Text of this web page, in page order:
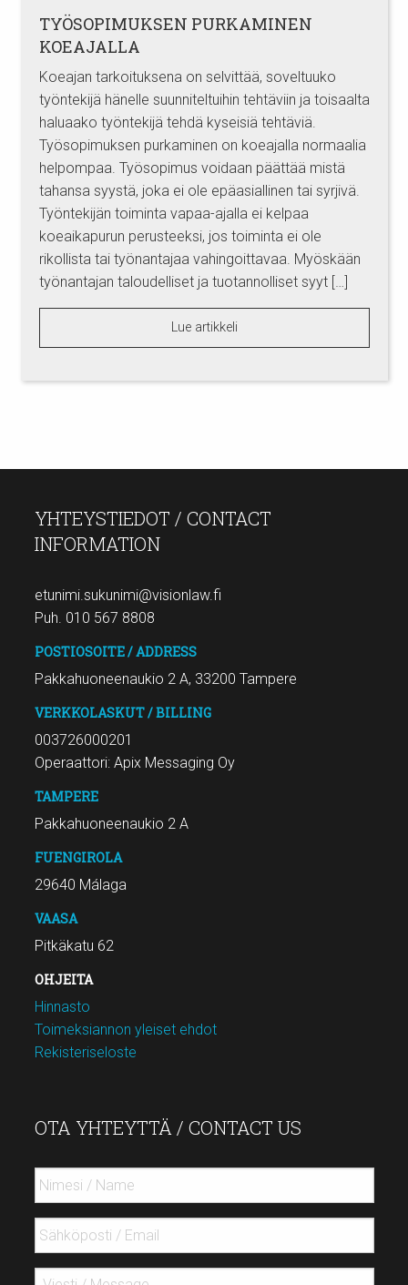
TYÖSOPIMUKSEN PURKAMINEN
KOEAJALLA
Koeajan tarkoituksena on selvittää, soveltuuko
työntekijä hänelle suunniteltuihin tehtäviin ja toisaalta
haluaako työntekijä tehdä kyseisiä tehtäviä.
Työsopimuksen purkaminen on koeajalla normaalia
helpompaa. Työsopimus voidaan päättää mistä
tahansa syystä, joka ei ole epäasiallinen tai syrjivä.
Työntekijän toiminta vapaa-ajalla ei kelpaa
koeaikapurun perusteeksi, jos toiminta ei ole
rikollista tai työnantajaa vahingoittavaa. Myöskään
työnantajan taloudelliset ja tuotannolliset syyt […]
Lue artikkeli
YHTEYSTIEDOT / CONTACT
INFORMATION
etunimi.sukunimi@visionlaw.fi
Puh. 010 567 8808
POSTIOSOITE / ADDRESS
Pakkahuoneenaukio 2 A, 33200 Tampere
VERKKOLASKUT / BILLING
003726000201
Operaattori: Apix Messaging Oy
TAMPERE
Pakkahuoneenaukio 2 A
FUENGIROLA
29640 Málaga
VAASA
Pitkäkatu 62
OHJEITA
Hinnasto
Toimeksiannon yleiset ehdot
Rekisteriseloste
OTA YHTEYTTÄ / CONTACT US